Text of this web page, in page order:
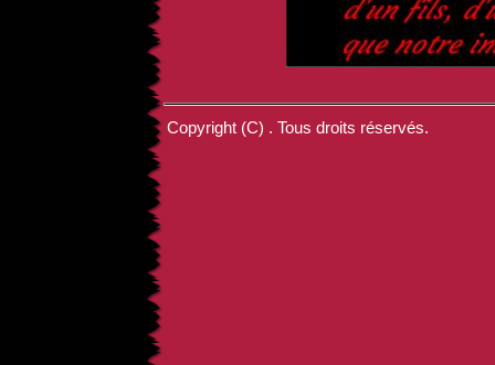
Copyright (C) . Tous droits réservés.